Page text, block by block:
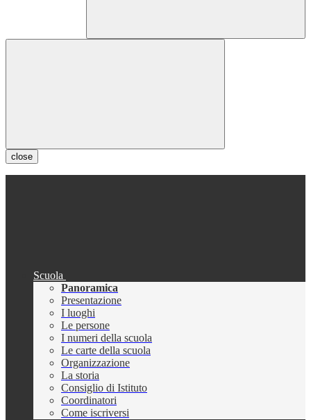
close
Scuola
Panoramica
Presentazione
I luoghi
Le persone
I numeri della scuola
Le carte della scuola
Organizzazione
La storia
Consiglio di Istituto
Coordinatori
Come iscriversi